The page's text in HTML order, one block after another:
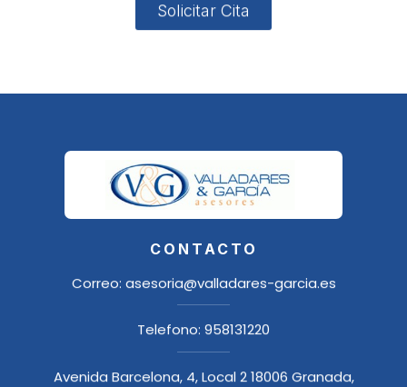
Solicitar Cita
CONTACTO
Correo: asesoria@valladares-garcia.es
Telefono: 958131220
Avenida Barcelona, 4, Local 2 18006 Granada,